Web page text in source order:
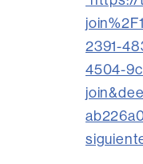
2391-
4504-